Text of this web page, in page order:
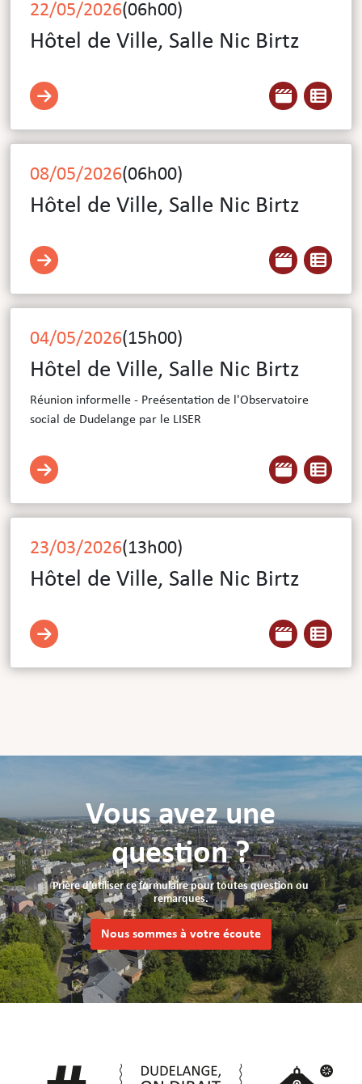
22/05/2026(06h00)
Hôtel de Ville, Salle Nic Birtz
08/05/2026(06h00)
Hôtel de Ville, Salle Nic Birtz
04/05/2026(15h00)
Hôtel de Ville, Salle Nic Birtz
Réunion informelle - Preésentation de l'Observatoire
social de Dudelange par le LISER
23/03/2026(13h00)
Hôtel de Ville, Salle Nic Birtz
Vous avez une
question ?
Prière d'utiliser ce formulaire pour toutes question ou
remarques.
Nous sommes à votre écoute